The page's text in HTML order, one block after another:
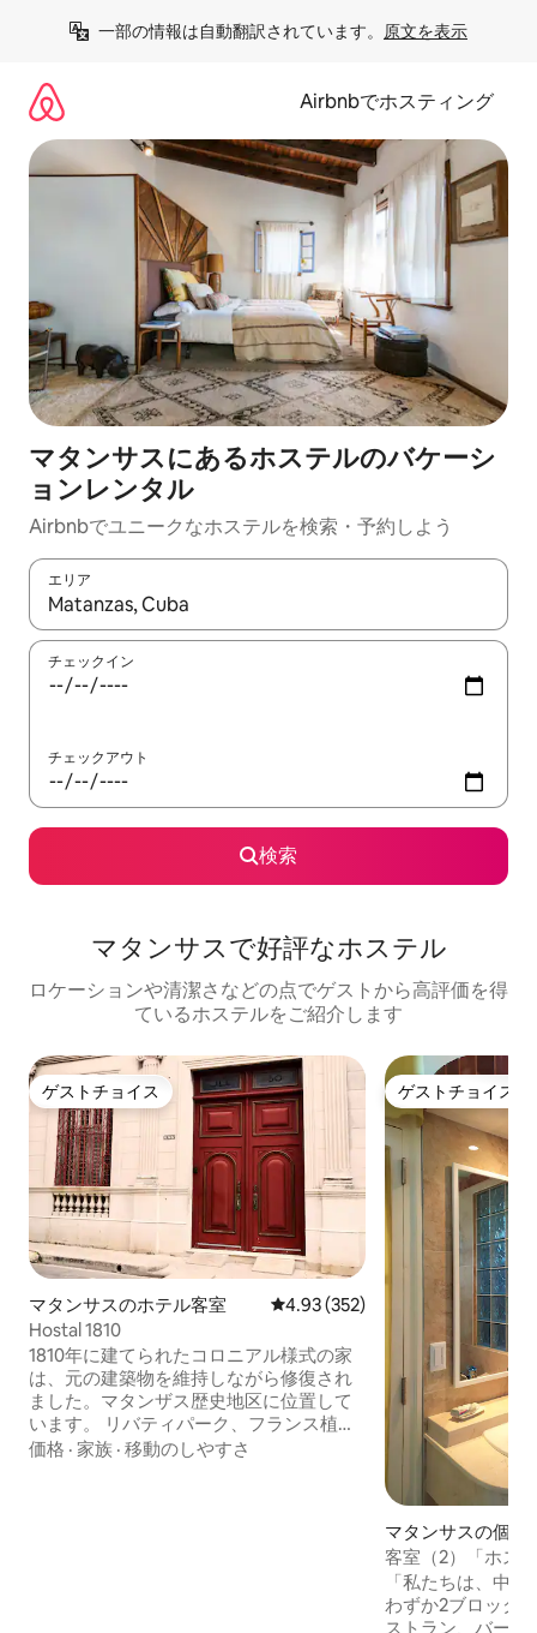
一部の情報は自動翻訳されています。 原文を表示
Airbnbでホスティング
マタンサスにあるホステルのバケーシ
ョンレンタル
Airbnbでユニークなホステルを検索・予約しよう
エリア
検索結果が表示されたら、上下の矢印キーを使って移動するか
チェックイン
チェックアウト
検索
マタンサスで好評なホステル
ロケーションや清潔さなどの点でゲストから高評価を得
ているホステルをご紹介します
ゲストチョイス
ゲストチョイス
マタンサスのホテル客室 レビュー352件、5つ星中4.93つ
4.93 (352)
Hostal 1810
1810年に建てられたコロニアル様式の家
は、元の建築物を維持しながら修復され
ました。マタンザス歴史地区に位置して
います。 リバティパーク、フランス植物
博物館、ホワイトルーム、大聖堂、サウ
価格 · 家族 · 移動のしやすさ
ゲストチョイス
ゲストチョイス
マタンサスの個室
客室（2）「ホス
つのベッド
「私たちは、中
わずか2ブロック
ストラン、バー、